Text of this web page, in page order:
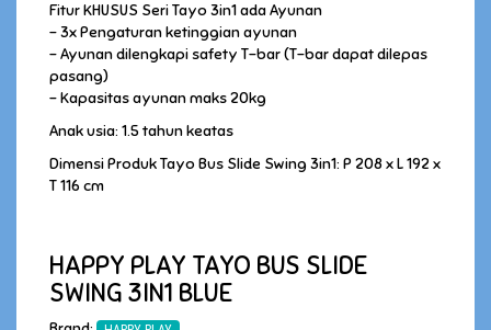
Fitur KHUSUS Seri Tayo 3in1 ada Ayunan
– 3x Pengaturan ketinggian ayunan
– Ayunan dilengkapi safety T-bar (T-bar dapat dilepas
pasang)
– Kapasitas ayunan maks 20kg
Anak usia: 1.5 tahun keatas
Dimensi Produk Tayo Bus Slide Swing 3in1: P 208 x L 192 x
T 116 cm
HAPPY PLAY TAYO BUS SLIDE
SWING 3IN1 BLUE